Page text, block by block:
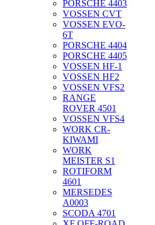
PORSCHE 4403
VOSSEN CVT
VOSSEN EVO-
6T
PORSCHE 4404
PORSCHE 4405
VOSSEN HF-1
VOSSEN HF2
VOSSEN VFS2
RANGE
ROVER 4501
VOSSEN VFS4
WORK CR-
KIWAMI
WORK
MEISTER S1
ROTIFORM
4601
MERSEDES
A0003
SCODA 4701